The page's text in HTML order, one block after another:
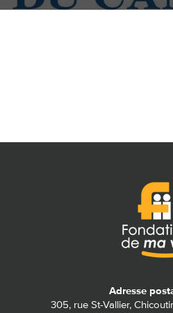
Adresse
305, rue St-Vallier,